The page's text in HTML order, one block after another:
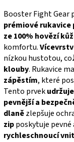
Booster Fight Gear
prémiové rukavice
ze 100% hovězí
komfortu.
nízkou hustotou,
klouby. Rukavice
zápěstím, které
Tento prvek
pevnější a
dlanězlepšuje
zipposkytuje
rychleschnoucí